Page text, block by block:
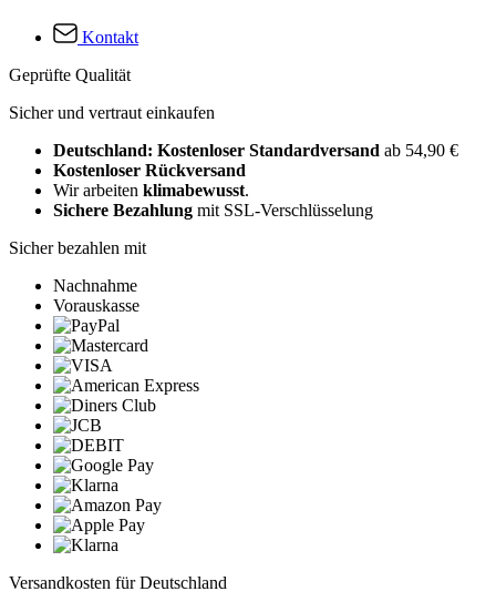
Kontakt
Geprüfte Qualität
Sicher und vertraut einkaufen
Deutschland: Kostenloser Standardversand ab 54,90 €
Kostenloser Rückversand
Wir arbeiten klimabewusst.
Sichere Bezahlung mit SSL-Verschlüsselung
Sicher bezahlen mit
Nachnahme
Vorauskasse
Versandkosten für Deutschland